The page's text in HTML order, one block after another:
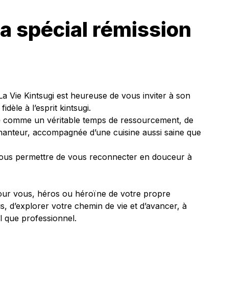
spécial rémission
Vie Kintsugi est heureuse de vous inviter à son
à l’esprit kintsugi.
un véritable temps de ressourcement, de
accompagnée d’une cuisine aussi saine que
permettre de vous reconnecter en douceur à
vous, héros ou héroïne de votre propre
d’explorer votre chemin de vie et d’avancer, à
professionnel.